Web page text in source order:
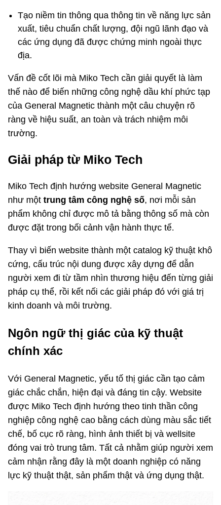
Tạo niềm tin thông qua thông tin về năng lực sản
xuất, tiêu chuẩn chất lượng, đội ngũ lãnh đạo và
các ứng dụng đã được chứng minh ngoài thực
địa.
Vấn đề cốt lõi mà Miko Tech cần giải quyết là làm
thế nào để biến những công nghệ dầu khí phức tạp
của General Magnetic thành một câu chuyện rõ
ràng về hiệu suất, an toàn và trách nhiệm môi
trường.
Giải pháp từ Miko Tech
Miko Tech định hướng website General Magnetic
như một trung tâm công nghệ số, nơi mỗi sản
phẩm không chỉ được mô tả bằng thông số mà còn
được đặt trong bối cảnh vận hành thực tế.
Thay vì biến website thành một catalog kỹ thuật khô
cứng, cấu trúc nội dung được xây dựng để dẫn
người xem đi từ tầm nhìn thương hiệu đến từng giải
pháp cụ thể, rồi kết nối các giải pháp đó với giá trị
kinh doanh và môi trường.
Ngôn ngữ thị giác của kỹ thuật
chính xác
Với General Magnetic, yếu tố thị giác cần tạo cảm
giác chắc chắn, hiện đại và đáng tin cậy. Website
được Miko Tech định hướng theo tinh thần công
nghiệp công nghệ cao bằng cách dùng màu sắc tiết
chế, bố cục rõ ràng, hình ảnh thiết bị và wellsite
đóng vai trò trung tâm. Tất cả nhằm giúp người xem
cảm nhận rằng đây là một doanh nghiệp có năng
lực kỹ thuật thật, sản phẩm thật và ứng dụng thật.